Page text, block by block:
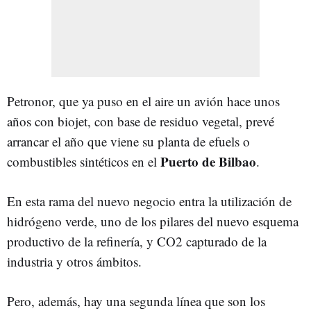
Petronor, que ya puso en el aire un avión hace unos
años con biojet, con base de residuo vegetal, prevé
arrancar el año que viene su planta de efuels o
combustibles sintéticos en el Puerto de Bilbao.
En esta rama del nuevo negocio entra la utilización de
hidrógeno verde, uno de los pilares del nuevo esquema
productivo de la refinería, y CO2 capturado de la
industria y otros ámbitos.
Pero, además, hay una segunda línea que son los